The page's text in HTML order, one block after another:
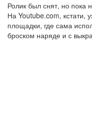
Ролик был снят, но пока
На Youtube.com, кстати,
площадки, где сама
броском наряде и с